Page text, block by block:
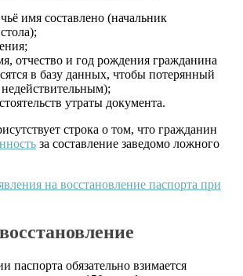
имя составлено (начальник
отчество и год рождения гражданина
в базу данных, чтобы потерянный
недействительным);
утраты документа.
строка о том, что гражданин
за составление заведомо ложного
на восстановление паспорта при
паспорта обязательно взимается